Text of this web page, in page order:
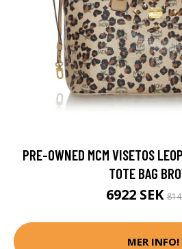
PRE-OWNED MCM VISETOS
TOTE BAG
6922 SEK
MER INFO!